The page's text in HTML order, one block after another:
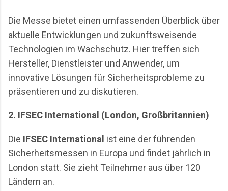
Die Messe bietet einen umfassenden Überblick über
aktuelle Entwicklungen und zukunftsweisende
Technologien im Wachschutz. Hier treffen sich
Hersteller, Dienstleister und Anwender, um
innovative Lösungen für Sicherheitsprobleme zu
präsentieren und zu diskutieren.
2. IFSEC International (London, Großbritannien)
Die IFSEC International ist eine der führenden
Sicherheitsmessen in Europa und findet jährlich in
London statt. Sie zieht Teilnehmer aus über 120
Ländern an.